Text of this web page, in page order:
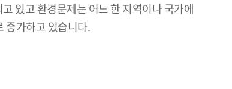
있고 환경문제는 어느 한 지역이나 국가에
증가하고 있습니다.